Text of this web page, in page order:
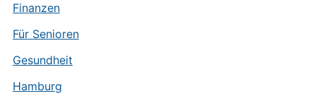
Finanzen
Für Senioren
Gesundheit
Hamburg